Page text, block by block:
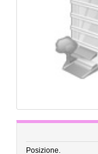
Posizione.